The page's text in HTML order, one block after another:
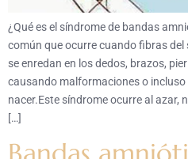
¿Qué es el síndrome de bandas
común que ocurre cuando fibras
se enredan en los dedos, brazos,
causando malformaciones o
nacer.Este síndrome ocurre al azar,
[…]